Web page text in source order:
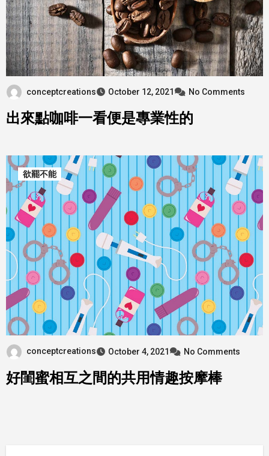
conceptcreations October 12, 2021 No Comments
出來點咖啡一看便是專業性的
欲罷不能
conceptcreations October 4, 2021 No Comments
好閨蜜相互之間的共用情趣按摩棒